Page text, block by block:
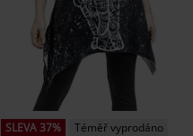
SLEVA 37%
Téměř vyprodáno